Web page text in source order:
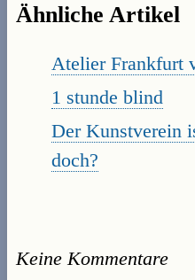
Ähnliche Artikel
Atelier Frankfurt
1 stunde blind
Der Kunstverein
doch?
Keine Kommentare